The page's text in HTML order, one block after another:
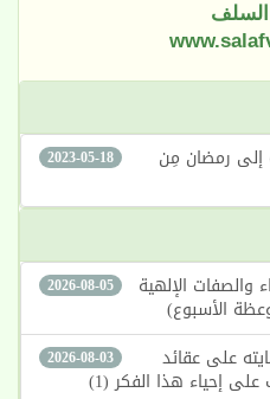
2023-05-18 إلى رمضان مِن
2026-08-05 والصفات الإلهية
2026-08-03 على عقائد